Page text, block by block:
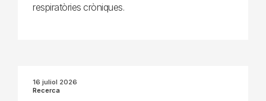
respiratòries cròniques.
16 juliol 2026
Recerca